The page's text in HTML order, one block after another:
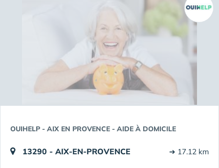
OUIHELP - AIX EN PROVENCE - AIDE À DOMICILE
13290 - AIX-EN-PROVENCE ➔ 17.12 km